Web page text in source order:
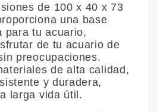
de 100 x 40 x 73
una base
para tu acuario,
de tu acuario de
preocupaciones.
de alta calidad,
y duradera,
larga vida útil.